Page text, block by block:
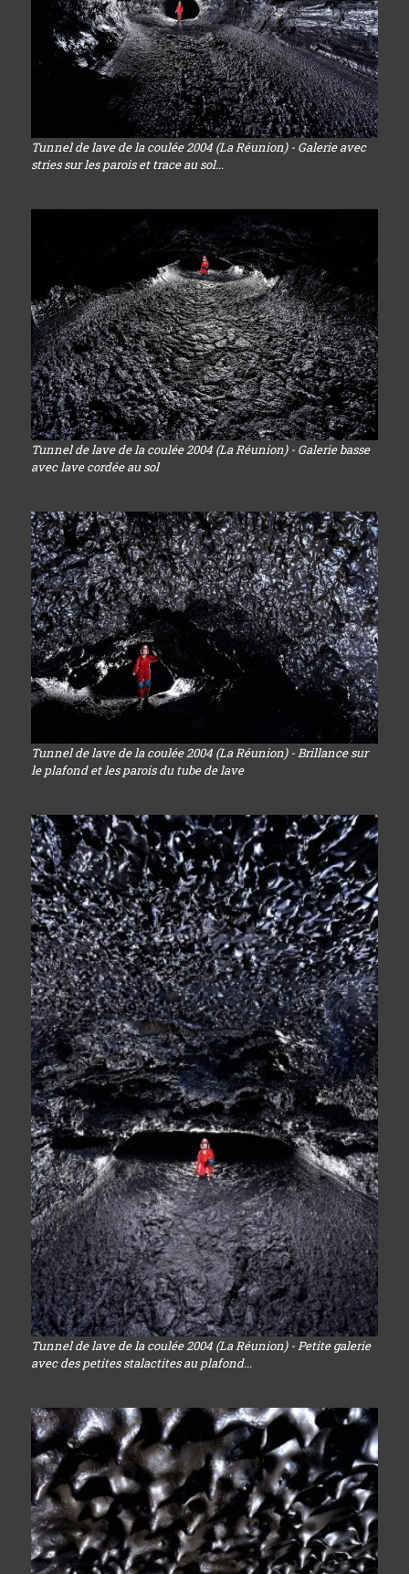
Tunnel de lave de la coulée 2004 (La Réunion) - Galerie avec
stries sur les parois et trace au sol...
Tunnel de lave de la coulée 2004 (La Réunion) - Galerie basse
avec lave cordée au sol
Tunnel de lave de la coulée 2004 (La Réunion) - Brillance sur
le plafond et les parois du tube de lave
Tunnel de lave de la coulée 2004 (La Réunion) - Petite galerie
avec des petites stalactites au plafond...